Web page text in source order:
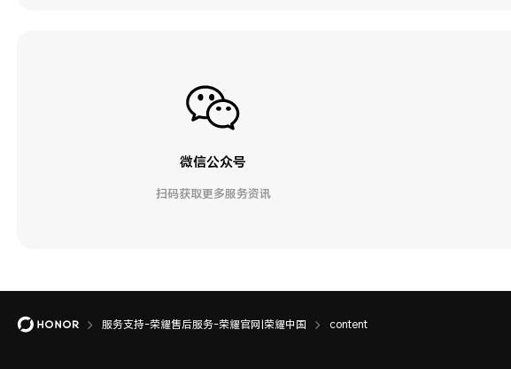
微信公众号
扫码获取更多服务资讯
服务支持-荣耀售后服务-荣耀官网|荣耀中国 content